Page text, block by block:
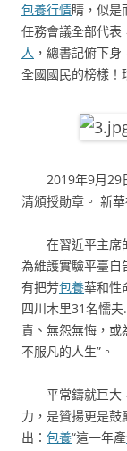
包養行情睛，似是
任務會議全部代表
人 ，總書記俯下
全國國民的榜樣！
2019年9月29
清頒授勛章。 新
在習近平主席
為維護實驗平臺自
有把芳包養華和性
四川木里31名懦
責、無怨無悔，或
不服凡的人生”。
平常鑄就巨大
力，是贊揚更是
出： 包養“這一年產